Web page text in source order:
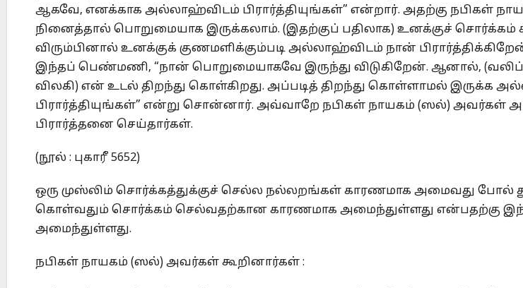
ஆகவே, எனக்காக அல்லாஹ்விடம் பிரார்த்தியுங்கள்” என்றார். அதற்கு நபிகள்
நினைத்தால் பொறுமையாக இருக்கலாம். (இதற்குப் பதிலாக) உனக்குச் சொர்க்கம்
விரும்பினால் உனக்குக் குணமளிக்கும்படி அல்லாஹ்விடம் நான்
இந்தப் பெண்மணி, “நான் பொறுமையாகவே இருந்து விடுகிறேன். ஆனால்,
விலகி) என் உடல் திறந்து கொள்கிறது. அப்படித் திறந்து கொள்ளாமல் இருக்க
பிரார்த்தியுங்கள்” என்று சொன்னார். அவ்வாறே நபிகள் நாயகம் (ஸல்) அவர்கள்
பிரார்த்தனை செய்தார்கள்.
(நூல் : புகாரீ 5652)
ஒரு முஸ்லிம் சொர்க்கத்துக்குச் செல்ல நல்லறங்கள் காரணமாக அமைவது போல்
கொள்வதும் சொர்க்கம் செல்வதற்கான காரணமாக அமைந்துள்ளது என்பதற்கு
அமைந்துள்ளது.
நபிகள் நாயகம் (ஸல்) அவர்கள் கூறினார்கள் :